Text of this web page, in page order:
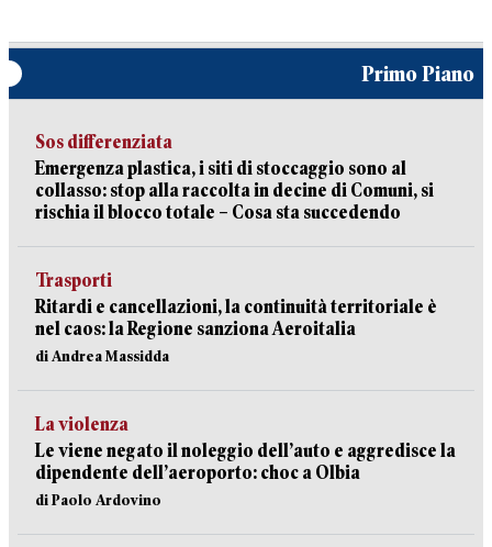
Primo Piano
Sos differenziata
Emergenza plastica, i siti di stoccaggio sono al
collasso: stop alla raccolta in decine di Comuni, si
rischia il blocco totale – Cosa sta succedendo
Trasporti
Ritardi e cancellazioni, la continuità territoriale è
nel caos: la Regione sanziona Aeroitalia
di Andrea Massidda
La violenza
Le viene negato il noleggio dell’auto e aggredisce la
dipendente dell’aeroporto: choc a Olbia
di Paolo Ardovino